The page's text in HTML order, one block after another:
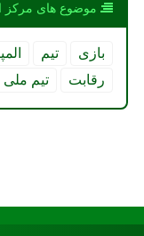
موضوع های مركز
بازی تیم
رقابت
تیم ملی